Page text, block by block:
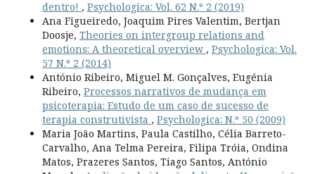
dentro! , Psychologica: Vol. 62 N.º 2 (2019)
Ana Figueiredo, Joaquim Pires Valentim, Bertjan
Doosje, Theories on intergroup relations and
emotions: A theoretical overview , Psychologica: Vol.
57 N.º 2 (2014)
António Ribeiro, Miguel M. Gonçalves, Eugénia
Ribeiro, Processos narrativos de mudança em
psicoterapia: Estudo de um caso de sucesso de
terapia construtivista , Psychologica: N.º 50 (2009)
Maria João Martins, Paula Castilho, Célia Barreto-
Carvalho, Ana Telma Pereira, Filipa Tróia, Ondina
Matos, Prazeres Santos, Tiago Santos, António